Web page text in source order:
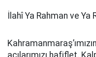
İlahî Ya Rahman ve Ya
acılarımızı hafiflet.